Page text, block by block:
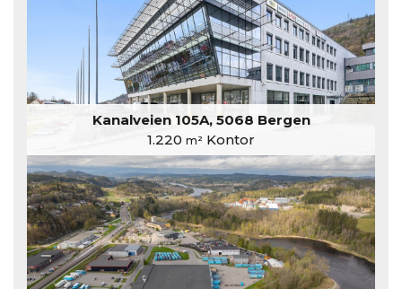
Kanalveien 105A, 5068 Bergen
1.220 m² Kontor